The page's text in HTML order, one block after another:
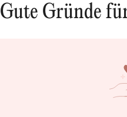
Gute Gründe